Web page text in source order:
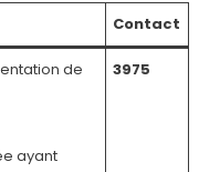
Contact
de
ayant
3975